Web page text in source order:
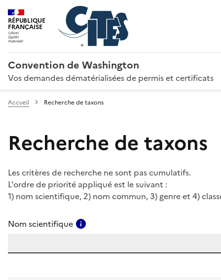
RÉPUBLIQUE
FRANÇAISE
Convention de Washington
Vos demandes dématérialisées de permis et certificats
Accueil Recherche de taxons
Recherche de taxons
Les critères de recherche ne sont pas cumulatifs.
L'ordre de priorité appliqué est le suivant :
1) nom scientifique, 2) nom commun, 3) genre et 4)
Nom scientifique